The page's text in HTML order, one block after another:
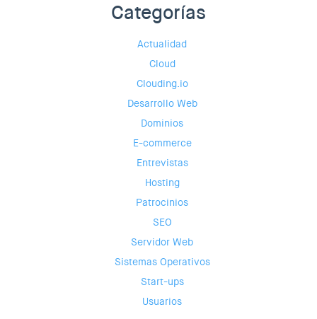
Categorías
Actualidad
Cloud
Clouding.io
Desarrollo Web
Dominios
E-commerce
Entrevistas
Hosting
Patrocinios
SEO
Servidor Web
Sistemas Operativos
Start-ups
Usuarios